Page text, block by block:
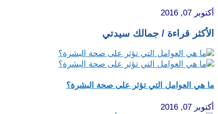
أكتوبر 07, 2016
الأكثر قراءة / جمالك سيدتي
ما هي العوامل التي تؤثر على صحة البشرة؟
أكتوبر 07, 2016